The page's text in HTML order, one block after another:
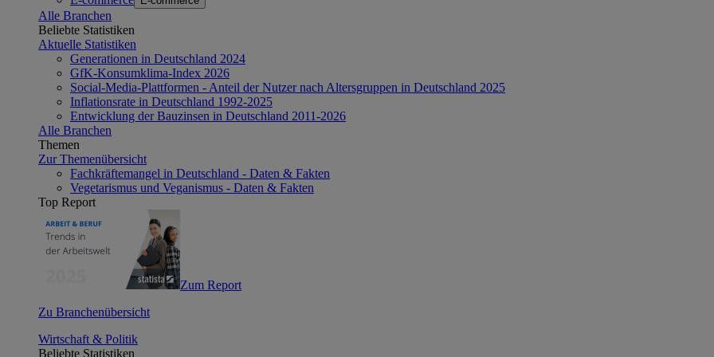
Alle Branchen
Beliebte Statistiken
Aktuelle Statistiken
Generationen in Deutschland 2024
GfK-Konsumklima-Index 2026
Social-Media-Plattformen - Anteil der Nutzer nach Altersgruppen in Deutschland 2025
Inflationsrate in Deutschland 1992-2025
Entwicklung der Bauzinsen in Deutschland 2011-2026
Alle Branchen
Themen
Zur Themenübersicht
Fachkräftemangel in Deutschland - Daten & Fakten
Vegetarismus und Veganismus - Daten & Fakten
Top Report
Zum Report
Zu Branchenübersicht
Wirtschaft & Politik
Beliebte Statistiken